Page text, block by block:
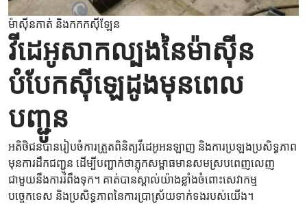
ម៉ាស៊ីនកាត់ និងកកកស៊ីឡែន
វីដេអូសាកល្បងនៃម៉ាស៊ីន
បំបែកស៊ីឡេដូងមុនពេល
បញ្ជូន
អតិថិជនបានរៀបចំការត្រួតពិនិត្យវីដេអូអនឡាញ និងការប្រឡងប្រសិទ្ធភាព
មុនការដឹកជញ្ជូន ដើម្បីបញ្ជាក់ថាភ្លុកសម្ពាធមានសមស្របពេញលេញ
ជាមួយនឹងការរំពឹងទុក។ គាត់បានស្គាល់យ៉ាងខ្លាំងចំពោះសេវាកម្ម
បច្ចេកទេស និងប្រសិទ្ធភាពនៃការប្រាស្រ័យទាក់ទងរបស់យើង។